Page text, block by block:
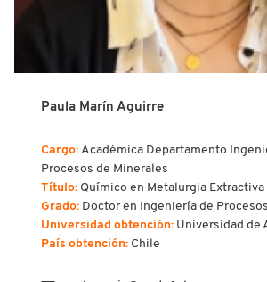
Paula Marín Aguirre
Cargo: Académica Departamento
Procesos de Minerales
Título: Químico en Metalurgia Extractiva
Grado: Doctor en Ingeniería de
Universidad obtención: Universidad de
País obtención: Chile